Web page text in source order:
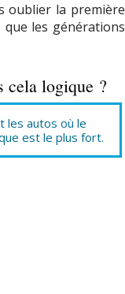
oublier la première
les générations
cela logique ?
les autos où le
est le plus fort.